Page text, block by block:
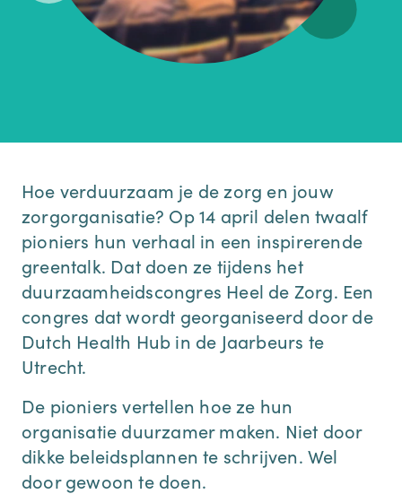
Hoe verduurzaam je de zorg en jouw
zorgorganisatie? Op 14 april delen twaalf
pioniers hun verhaal in een inspirerende
greentalk. Dat doen ze tijdens het
duurzaamheidscongres Heel de Zorg. Een
congres dat wordt georganiseerd door de
Dutch Health Hub in de Jaarbeurs te
Utrecht.
De pioniers vertellen hoe ze hun
organisatie duurzamer maken. Niet door
dikke beleidsplannen te schrijven. Wel
door gewoon te doen.